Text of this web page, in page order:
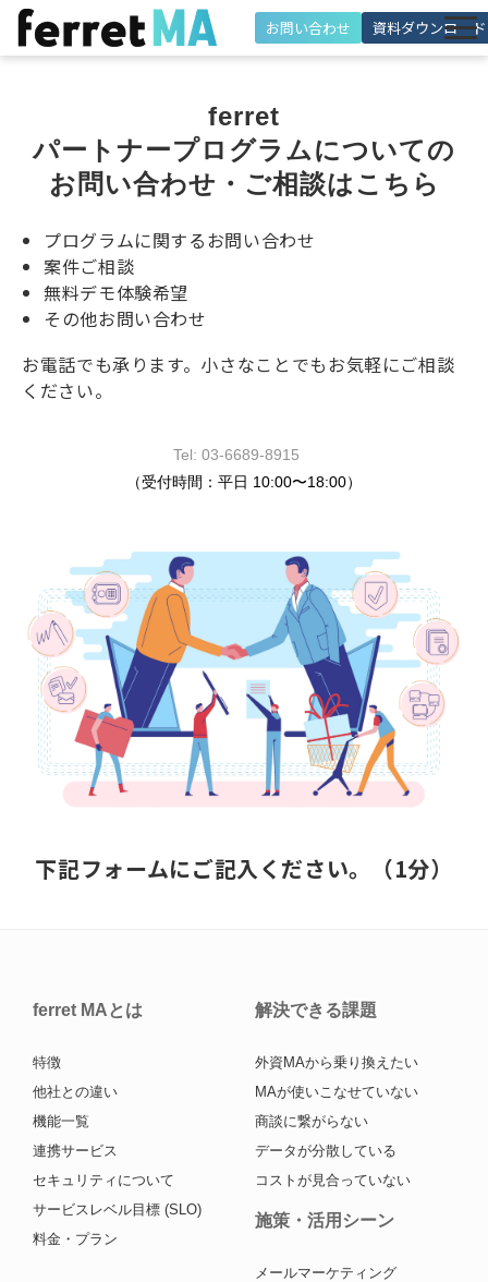
お問い合わせ 資料ダウンロード
機能
解決できる課題
導入事例
ferret
パートナープログラムについての
お問い合わせ・ご相談はこちら
プログラムに関するお問い合わせ
案件ご相談
無料デモ体験希望
その他お問い合わせ
お電話でも承ります。小さなことでもお気軽にご相談
ください。
Tel: 03-6689-8915
（受付時間：平日 10:00〜18:00）
下記フォームにご記入ください。（1分）
ferret MAとは
特徴
他社との違い
機能一覧
連携サービス
セキュリティについて
サービスレベル目標 (SLO)
料金・プラン
解決できる課題
外資MAから乗り換えたい
MAが使いこなせていない
商談に繋がらない
データが分散している
コストが見合っていない
施策・活用シーン
メールマーケティング